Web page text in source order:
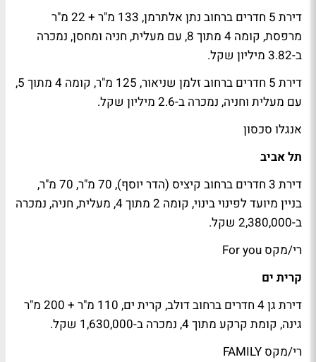
דירת 5 חדרים ברחוב נתן אלתרמן, 133 מ"ר + 22 מ"ר
מרפסת, קומה 4 מתוך 8, עם מעלית, חניה ומחסן, נמכרה
ב-3.82 מיליון שקל.
דירת 5 חדרים ברחוב זלמן שניאור, 125 מ"ר, קומה 4 מתוך 5,
עם מעלית וחניה, נמכרה ב-2.6 מיליון שקל.
אנגלו סכסון
תל אביב
דירת 3 חדרים ברחוב קיציס (הדר יוסף), 70 מ"ר, 70 מ"ר,
בניין מיועד לפינוי בינוי, קומה 2 מתוך 4, מעלית, חניה, נמכרה
ב-2,380,000 שקל.
רי/מקס For you
קרית ים
דירת גן 4 חדרים ברחוב דולב, קרית ים, 110 מ"ר + 200 מ"ר
גינה, קומת קרקע מתוך 4, נמכרה ב-1,630,000 שקל.
רי/מקס FAMILY